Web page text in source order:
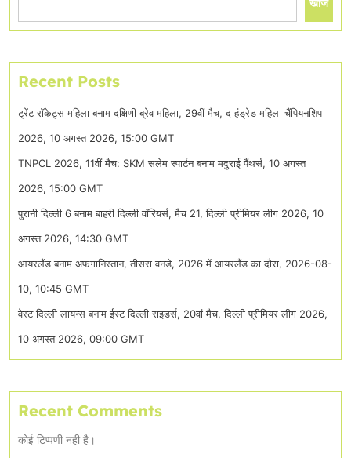
खोजें
Recent Posts
ट्रेंट रॉकेट्स महिला बनाम दक्षिणी ब्रेव महिला, 29वीं मैच, द हंड्रेड महिला चैंपियनशिप
2026, 10 अगस्त 2026, 15:00 GMT
TNPCL 2026, 11वीं मैच: SKM सलेम स्पार्टन बनाम मदुराई पैंथर्स, 10 अगस्त
2026, 15:00 GMT
पुरानी दिल्ली 6 बनाम बाहरी दिल्ली वॉरियर्स, मैच 21, दिल्ली प्रीमियर लीग 2026, 10
अगस्त 2026, 14:30 GMT
आयरलैंड बनाम अफगानिस्तान, तीसरा वनडे, 2026 में आयरलैंड का दौरा, 2026-08-
10, 10:45 GMT
वेस्ट दिल्ली लायन्स बनाम ईस्ट दिल्ली राइडर्स, 20वां मैच, दिल्ली प्रीमियर लीग 2026,
10 अगस्त 2026, 09:00 GMT
Recent Comments
कोई टिप्पणी नही है।